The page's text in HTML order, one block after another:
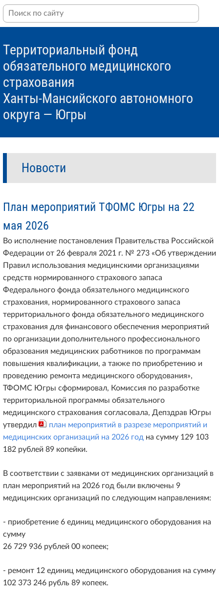
Территориальный фонд
обязательного медицинского
страхования
Ханты-Мансийского автономного
округа — Югры
Новости
​План мероприятий ТФОМС Югры на 22
мая 2026
Во исполнение постановления Правительства Российской
Федерации от 26 февраля 2021 г. № 273 «Об утверждении
Правил использования медицинскими организациями
средств нормированного страхового запаса
Федерального фонда обязательного медицинского
страхования, нормированного страхового запаса
территориального фонда обязательного медицинского
страхования для финансового обеспечения мероприятий
по организации дополнительного профессионального
образования медицинских работников по программам
повышения квалификации, а также по приобретению и
проведению ремонта медицинского оборудования»,
ТФОМС Югры сформировал, Комиссия по разработке
территориальной программы обязательного
медицинского страхования согласовала, Депздрав Югры
утвердил
план мероприятий в разрезе мероприятий и
медицинских организаций на 2026 год на сумму 129 103
182 рублей 89 копейки.
В соответствии с заявками от медицинских организаций в
план мероприятий на 2026 год были включены 9
медицинских организаций по следующим направлениям:
- приобретение 6 единиц медицинского оборудования на
сумму
26 729 936 рублей 00 копеек;
- ремонт 12 единиц медицинского оборудования на сумму
102 373 246 рубль 89 копеек.